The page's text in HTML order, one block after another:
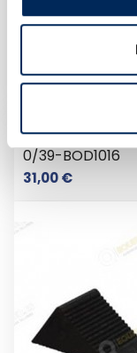
Rampa Para
150,00 €Precio
Recogedora De
0/39-BOD1016
31,00 €Precio